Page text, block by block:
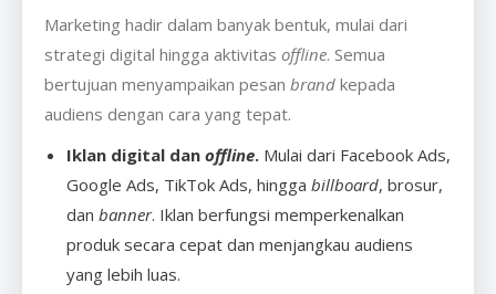
Marketing hadir dalam banyak bentuk, mulai dari
strategi digital hingga aktivitas offline. Semua
bertujuan menyampaikan pesan brand kepada
audiens dengan cara yang tepat.
Iklan digital dan offline. Mulai dari Facebook Ads,
Google Ads, TikTok Ads, hingga billboard, brosur,
dan banner. Iklan berfungsi memperkenalkan
produk secara cepat dan menjangkau audiens
yang lebih luas.